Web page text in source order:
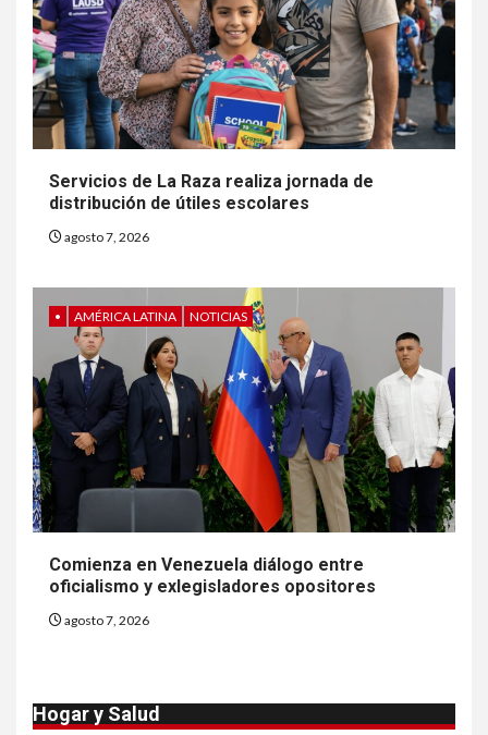
Servicios de La Raza realiza jornada de
distribución de útiles escolares
agosto 7, 2026
• AMÉRICA LATINA NOTICIAS
Comienza en Venezuela diálogo entre
oficialismo y exlegisladores opositores
agosto 7, 2026
Hogar y Salud
6
HOGAR Y SALUD
Gas radón exige atención de
compradores e inquilinos
7
• ESTADOS UNIDOS HOGAR Y SALUD
NOTICIAS
EE. UU. reporta sus primeras
dos muertes por Cyclospora
en Michigan
ESTADOS UNIDOS
HOGAR Y SALUD
NOTICIAS
Más casos de sarampión en
EEUU este año que en 2025
por parásito que causa